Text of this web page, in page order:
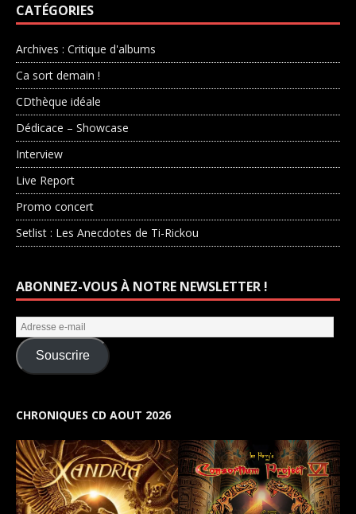
CATÉGORIES
Archives : Critique d'albums
Ca sort demain !
CDthèque idéale
Dédicace – Showcase
Interview
Live Report
Promo concert
Setlist : Les Anecdotes de Ti-Rickou
ABONNEZ-VOUS À NOTRE NEWSLETTER !
Souscrire
CHRONIQUES CD AOUT 2026